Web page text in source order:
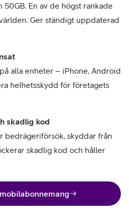
En av de högst rankade
Ger ständigt uppdaterad
alla enheter – iPhone, Android
helhetsskydd för företagets
skadlig kod
bedrägeriförsök, skyddar från
skadlig kod och håller